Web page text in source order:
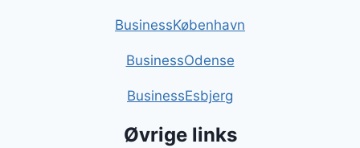
BusinessKøbenhavn
BusinessOdense
BusinessEsbjerg
Øvrige links